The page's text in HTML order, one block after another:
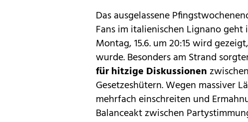
Das ausgelassene
Fans im italienischen Lignano
Montag, 15.6. um 20:15 wird
wurde. Besonders am Strand
für hitzige Diskussionen
Gesetzeshütern. Wegen massiver
mehrfach einschreiten und
Balanceakt zwischen